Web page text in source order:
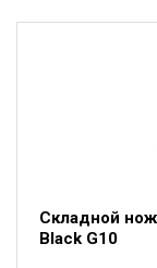
Складной
Black G10